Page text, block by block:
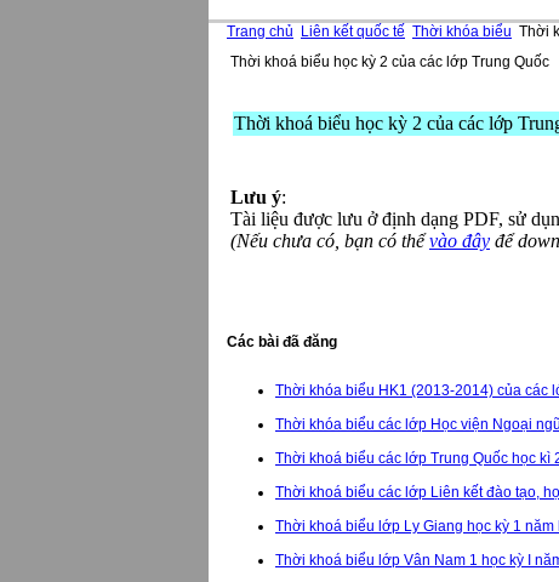
Trang chủ Liên kết quốc tế Thời khóa biểu Thời
Thời khoá biểu học kỳ 2 của các lớp Trung Quốc
Thời khoá biểu học kỳ 2 của các lớp
Lưu ý:
Tài liệu được lưu ở định dạng PDF, sử
(Nếu chưa có, bạn có thểvào đây để
Các bài đã đăng
Thời khóa biểu HK1 (2013-2014) của các
Thời khóa biểu các lớp Học viện Ngoại
Thời khoá biểu các lớp Trung Quốc học kì
Thời khoá biểu các lớp Liên kết đào tạo,
Thời khoá biểu lớp Ly Giang học kỳ 1
Thời khoá biểu lớp Vân Nam 1 học kỳ I